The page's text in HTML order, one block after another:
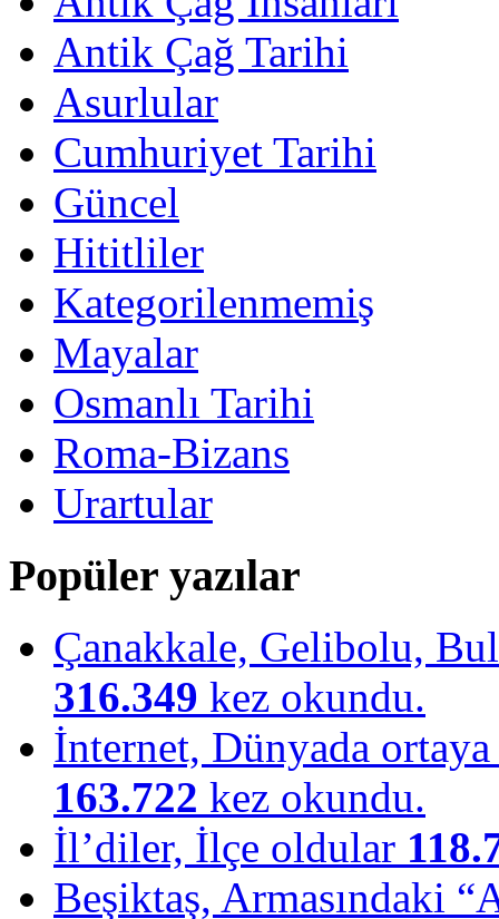
Antik Çağ Tarihi
Asurlular
Cumhuriyet Tarihi
Güncel
Hititliler
Kategorilenmemiş
Mayalar
Osmanlı Tarihi
Roma-Bizans
Urartular
Popüler yazılar
Çanakkale, Gelibolu,
316.349 kez okundu.
İnternet, Dünyada
163.722 kez okundu.
İl’diler, İlçe oldular
Beşiktaş, Armasındaki